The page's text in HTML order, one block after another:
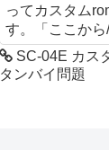
ってカスタム
す。「ここから
SC-04E カス
タンバイ問題